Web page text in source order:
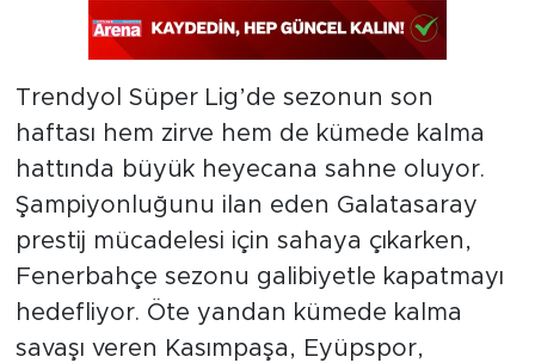
Trendyol Süper Lig’de sezonun son
haftası hem zirve hem de kümede kalma
hattında büyük heyecana sahne oluyor.
Şampiyonluğunu ilan eden Galatasaray
prestij mücadelesi için sahaya çıkarken,
Fenerbahçe sezonu galibiyetle kapatmayı
hedefliyor. Öte yandan kümede kalma
savaşı veren Kasımpaşa, Eyüpspor,